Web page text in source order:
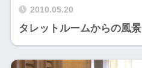
2010.05.20
タレットルームからの風景